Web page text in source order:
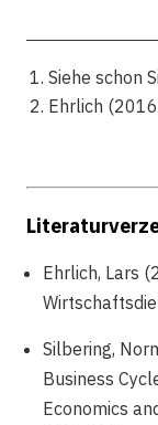
Siehe schon
Ehrlich
Ehrlich, Lars
Silbering,
Business
Economics